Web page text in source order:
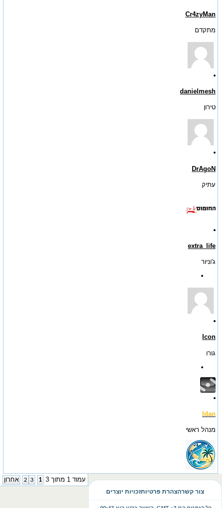
Cr4zyMan
מתקדם
danielmesh
טירון
DrAgoN
עתיק
extra_life
ג'וניור
Icon
גורו
Idan
מנהל ראשי
עמוד 1 מתוך 3 1
2 3 אחרון
צור קשרהצהרת פרטיותזכויות יוצרים